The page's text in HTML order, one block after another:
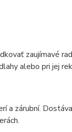
zaujímavé
alebo pri jej
a zárubní.